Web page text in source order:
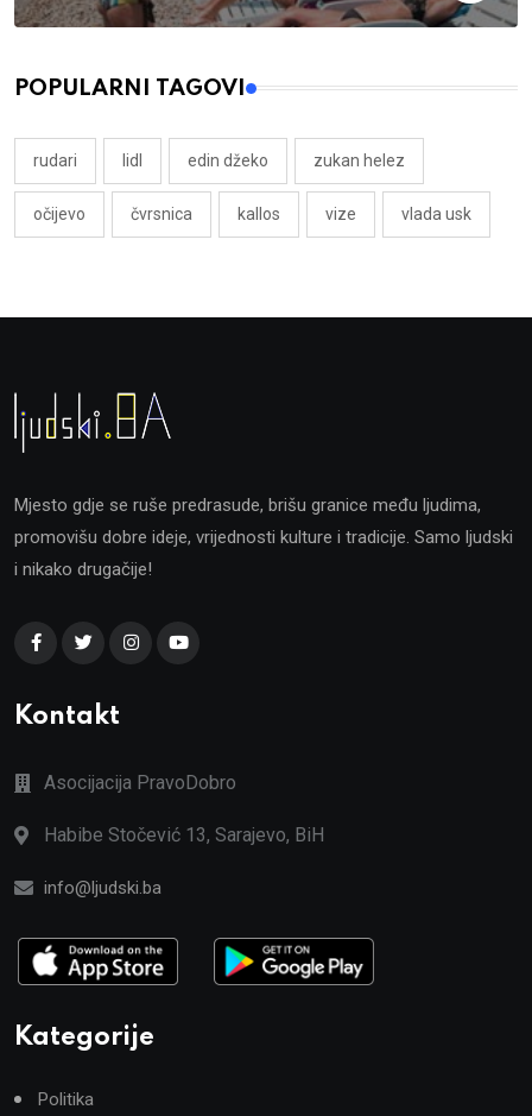
POPULARNI TAGOVI
rudari lidl edin džeko zukan helez
očijevo čvrsnica kallos vize vlada usk
Mjesto gdje se ruše predrasude, brišu granice među ljudima,
promovišu dobre ideje, vrijednosti kulture i tradicije. Samo ljudski
i nikako drugačije!
Kontakt
Asocijacija PravoDobro
Habibe Stočević 13, Sarajevo, BiH
info@ljudski.ba
Kategorije
Politika